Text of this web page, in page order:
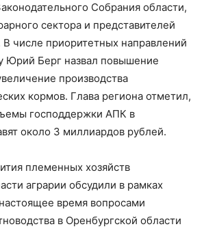
Собрания области,
сектора и представителей
числе приоритетных направлений
Юрий Берг назвал повышение
производства
кормов. Глава региона отметил,
господдержки АПК в
около 3 миллиардов рублей.
племенных хозяйств
аграрии обсудили в рамках
время вопросами
в Оренбургской области